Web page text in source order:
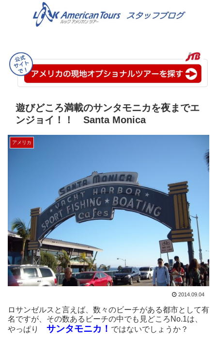
遊びどころ満載のサンタモニカを夜までエ
ンジョイ！！ Santa Monica
アメリカ
2014.09.04
ロサンゼルスと言えば、数々のビーチがある都市として有
名ですが、その数あるビーチの中でも見どころNo.1は、
やっぱり サンタモニカ！ ではないでしょうか？